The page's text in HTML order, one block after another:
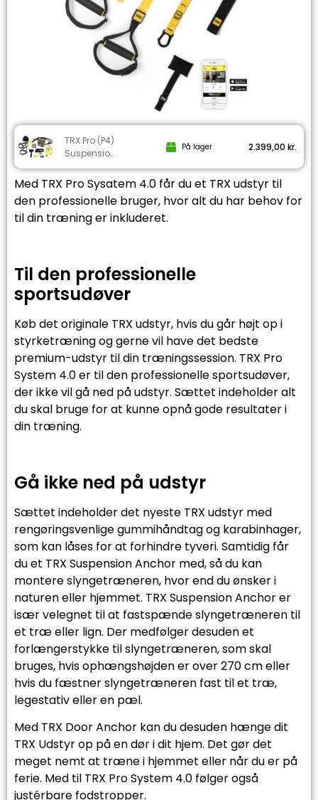
TRX Pro (P4)
Suspensio...
På lager 2.399,00 kr.
Med TRX Pro Sysatem 4.0 får du et TRX udstyr til
den professionelle bruger, hvor alt du har behov for
til din træning er inkluderet.
Til den professionelle
sportsudøver
Køb det originale TRX udstyr, hvis du går højt op i
styrketræning og gerne vil have det bedste
premium-udstyr til din træningssession. TRX Pro
System 4.0 er til den professionelle sportsudøver,
der ikke vil gå ned på udstyr. Sættet indeholder alt
du skal bruge for at kunne opnå gode resultater i
din træning.
Gå ikke ned på udstyr
Sættet indeholder det nyeste TRX udstyr med
rengøringsvenlige gummihåndtag og karabinhager,
som kan låses for at forhindre tyveri. Samtidig får
du et TRX Suspension Anchor med, så du kan
montere slyngetræneren, hvor end du ønsker i
naturen eller hjemmet. TRX Suspension Anchor er
især velegnet til at fastspænde slyngetræneren til
et træ eller lign. Der medfølger desuden et
forlængerstykke til slyngetræneren, som skal
bruges, hvis ophængshøjden er over 270 cm eller
hvis du fæstner slyngetræneren fast til et træ,
legestativ eller en pæl.
Med TRX Door Anchor kan du desuden hænge dit
TRX Udstyr op på en dør i dit hjem. Det gør det
meget nemt at træne i hjemmet eller når du er på
ferie. Med til TRX Pro System 4.0 følger også
justérbare fodstropper.